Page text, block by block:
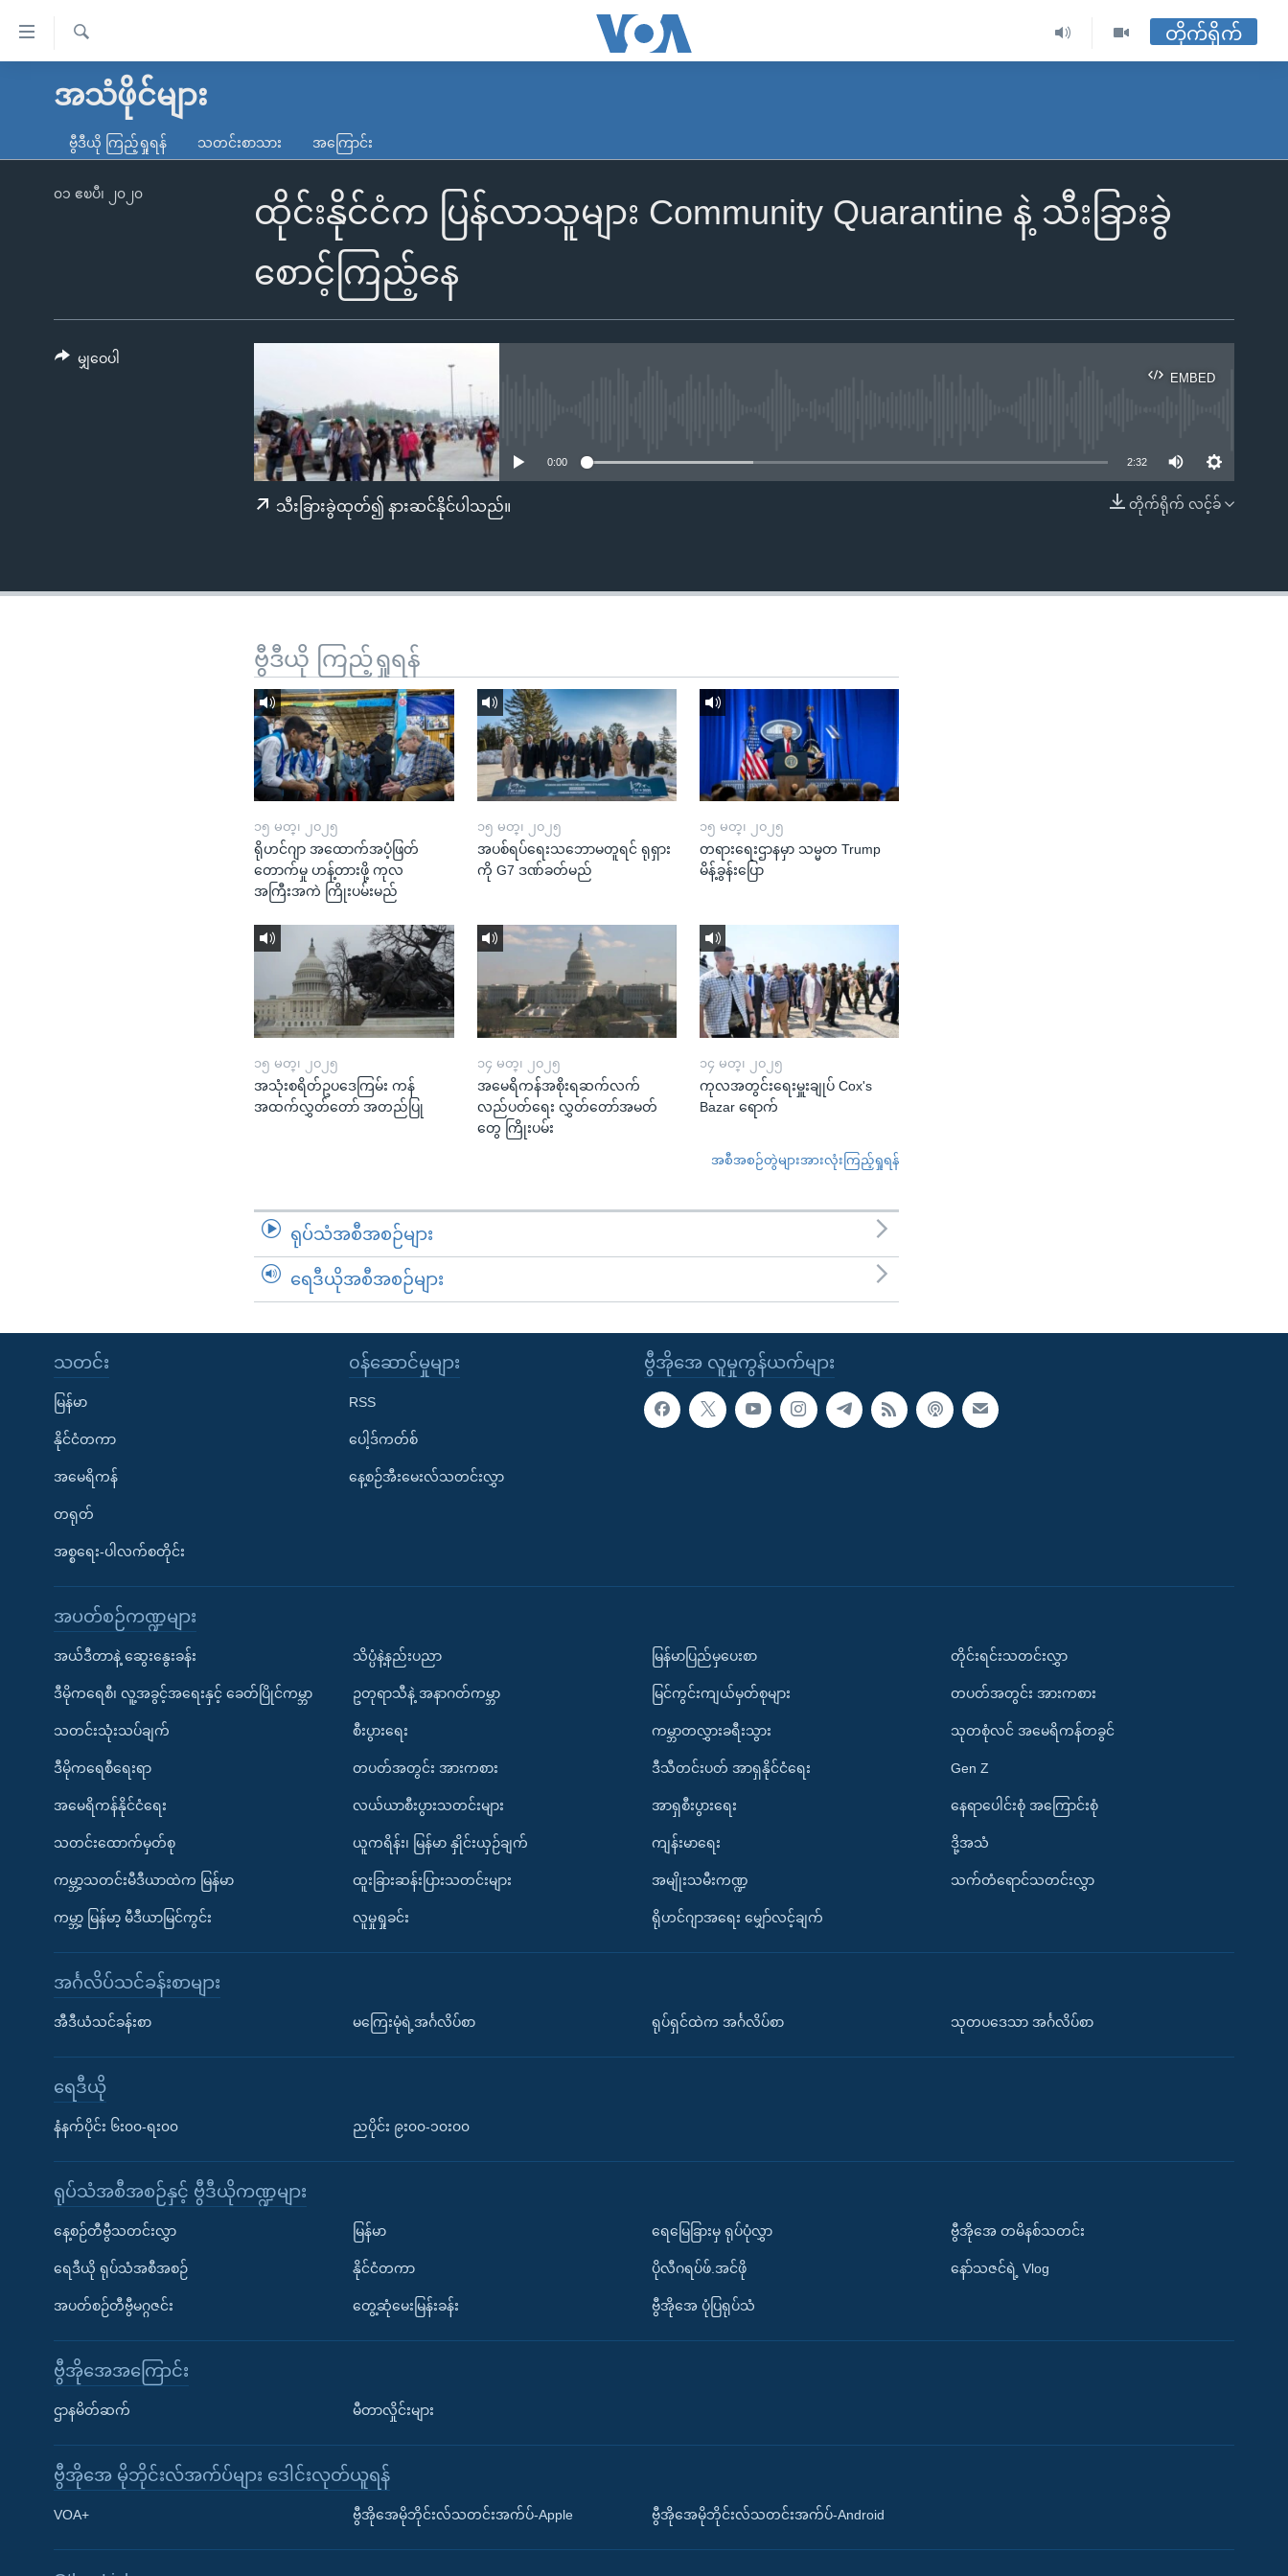
လွယ်ကူ
သည့်
ရန်
မူလစာမျက်နှာ
ကမ္ဘာ့သတင်းများ
နိုင်ငံတကာ
မကြေးမုံရဲ့ အင်္ဂလိပ်စာ
ရေဒီယို
ရေဒီယိုနှင့်ရုပ်သံ အချက်အလက်များ
Learning English
ရ
တိုက်ရိုက်
အသံဖိုင်များ
ဗွီဒီယို ကြည့်ရှုရန် သတင်းစာသား အကြောင်း
ထိုင်းနိုင်ငံက ပြန်လာသူများ Community Quarantine နဲ့ သီးခြားခွဲ
စောင့်ကြည့်နေ
၀၁ ဧၿပီ၊ ၂၀၂၀
EMBED
EMBED
0:00 2:32
တိုက်ရိုက် လင့်ခ်
သီးခြားခွဲထုတ်၍ နားဆင်နိုင်ပါသည်။
မျှဝေပါ
ဗွီဒီယို ကြည့်ရှုရန်
၁၅ မတ္၊ ၂၀၂၅
ရိုဟင်ဂျာ အထောက်အပံ့ဖြတ်
တောက်မှု ဟန့်တားဖို့ ကုလ
အကြီးအကဲ ကြိုးပမ်းမည်
၁၅ မတ္၊ ၂၀၂၅
အပစ်ရပ်ရေးသဘောမတူရင် ရုရှား
ကို G7 ဒဏ်ခတ်မည်
၁၅ မတ္၊ ၂၀၂၅
တရားရေးဌာနမှာ သမ္မတ Trump
မိန့်ခွန်းပြော
၁၅ မတ္၊ ၂၀၂၅
အသုံးစရိတ်ဥပဒေကြမ်း ကန်
အထက်လွှတ်တော် အတည်ပြု
၁၄ မတ္၊ ၂၀၂၅
အမေရိကန်အစိုးရဆက်လက်
လည်ပတ်ရေး လွှတ်တော်အမတ်
တွေ ကြိုးပမ်း
၁၄ မတ္၊ ၂၀၂၅
ကုလအတွင်းရေးမှူးချုပ် Cox's
Bazar ရောက်
အစီအစဉ်တွဲများအားလုံးကြည့်ရှုရန်
ရုပ်သံအစီအစဉ်များ
ရေဒီယိုအစီအစဉ်များ
ဗွီအိုအေ လူမှုကွန်ယက်များ
သတင်း
မြန်မာ
နိုင်ငံတကာ
အမေရိကန်
တရုတ်
အစ္စရေး-ပါလက်စတိုင်း
၀န်ဆောင်မှုများ
RSS
ပေါ့ဒ်ကတ်စ်
နေ့စဉ်အီးမေးလ်သတင်းလွှာ
အပတ်စဉ်ကဏ္ဍများ
အယ်ဒီတာနဲ့ ဆွေးနွေးခန်း
ဒီမိုကရေစီ၊ လူ့အခွင့်အရေးနှင့် ခေတ်ပြိုင်ကမ္ဘာ
သတင်းသုံးသပ်ချက်
ဒီမိုကရေစီရေးရာ
အမေရိကန်နိုင်ငံရေး
သတင်းထောက်မှတ်စု
ကမ္ဘာ့သတင်းမီဒီယာထဲက မြန်မာ
ကမ္ဘာ့ မြန်မာ့ မီဒီယာမြင်ကွင်း
သိပ္ပံနဲ့နည်းပညာ
ဥတုရာသီနဲ့ အနာဂတ်ကမ္ဘာ
စီးပွားရေး
တပတ်အတွင်း အားကစား
လယ်ယာစီးပွားသတင်းများ
ယူကရိန်း၊ မြန်မာ နှိုင်းယှဉ်ချက်
ထူးခြားဆန်းပြားသတင်းများ
လူမှုရှုခင်း
မြန်မာပြည်မှပေးစာ
မြင်ကွင်းကျယ်မှတ်စုများ
ကမ္ဘာတလွှားခရီးသွား
ဒီသီတင်းပတ် အာရှနိုင်ငံရေး
အာရှစီးပွားရေး
ကျန်းမာရေး
အမျိုးသမီးကဏ္ဍ
ရိုဟင်ဂျာအရေး မျှော်လင့်ချက်
တိုင်းရင်းသတင်းလွှာ
တပတ်အတွင်း အားကစား
သုတစုံလင် အမေရိကန်တခွင်
Gen Z
နေရာပေါင်းစုံ အကြောင်းစုံ
ဒို့အသံ
သက်တံရောင်သတင်းလွှာ
အင်္ဂလိပ်သင်ခန်းစာများ
အီဒီယံသင်ခန်းစာ မကြေးမုံရဲ့အင်္ဂလိပ်စာ ရုပ်ရှင်ထဲက အင်္ဂလိပ်စာ သုတပဒေသာ အင်္ဂလိပ်စာ
ရေဒီယို
နံနက်ပိုင်း ၆း၀၀-ရး၀၀ ညပိုင်း ၉း၀၀-၁၀း၀၀
ရုပ်သံအစီအစဉ်နှင့် ဗွီဒီယိုကဏ္ဍများ
နေ့စဉ်တီဗွီသတင်းလွှာ
ရေဒီယို ရုပ်သံအစီအစဉ်
အပတ်စဉ်တီဗွီမဂ္ဂဇင်း
မြန်မာ
နိုင်ငံတကာ
တွေ့ဆုံမေးမြန်းခန်း
ရေမြေခြားမှ ရုပ်ပုံလွှာ
ပိုလီဂရပ်ဖ်.အင်ဖို
ဗွီအိုအေ ပုံပြရုပ်သံ
ဗွီအိုအေ တမိနစ်သတင်း
နော်သဇင်ရဲ့ Vlog
ဗွီအိုအေအကြောင်း
ဌာနမိတ်ဆက် မီတာလှိုင်းများ
ဗွီအိုအေ မိုဘိုင်းလ်အက်ပ်များ ဒေါင်းလုတ်ယူရန်
VOA+ ဗွီအိုအေမိုဘိုင်းလ်သတင်းအက်ပ်-Apple ဗွီအိုအေမိုဘိုင်းလ်သတင်းအက်ပ်-Android